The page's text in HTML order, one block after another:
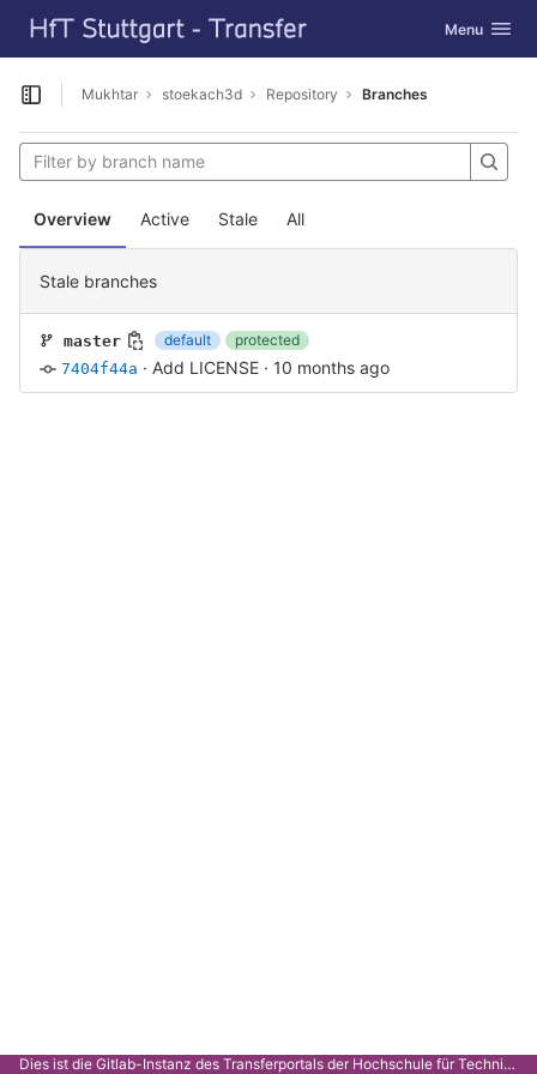
Skip to content
GitLab Toggle
Menu
Open sidebar
Mukhtar stoekach3d Repository Branches
Overview Active Stale All
Stale branches
master default
protected
7404f44a · Add LICENSE · 10 months ago
Dies ist die Gitlab-Instanz des Transferportals der Hochschule für Technik Stuttgart.